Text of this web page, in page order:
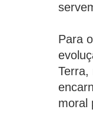
Para
Terra,
moral